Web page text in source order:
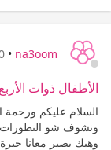
na3oom
•
الأطفال ذوات
السلام عليكم ورحمة
ونشوف شو التطورات
وهيك بصير معانا